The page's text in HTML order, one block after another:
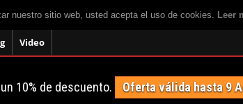
nuestro sitio web, usted acepta el uso de cookies. Leer
Video
10% de descuento. Oferta válida hasta 9